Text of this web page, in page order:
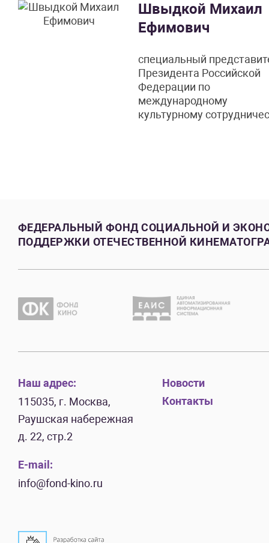
Швыдкой Михаил
Ефимович
специальный
Президента Российской
Федерации по
международному
культурному
ФЕДЕРАЛЬНЫЙ ФОНД СОЦИАЛЬНОЙ И
ПОДДЕРЖКИ ОТЕЧЕСТВЕННОЙ
Наш адрес:
115035, г. Москва,
Раушская набережная
д. 22, стр.2
E-mail:
info@fond-kino.ru
Новости
Контакты